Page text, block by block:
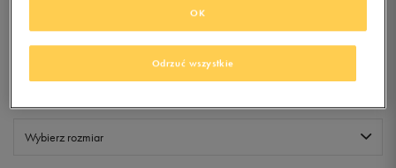
Produkt niedostępny
Wybierz rozmiar
Odrzuć wszystkie
OK